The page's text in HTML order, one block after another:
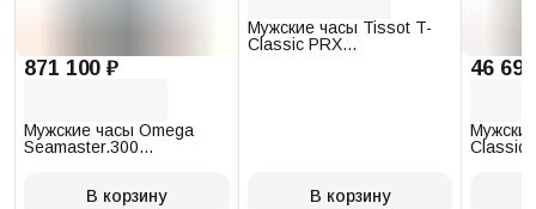
871 100 ₽
Мужские часы Omega
Seamaster.300
В корзину
Мужские часы Tissot T-
Classic PRX
В корзину
46
Classic